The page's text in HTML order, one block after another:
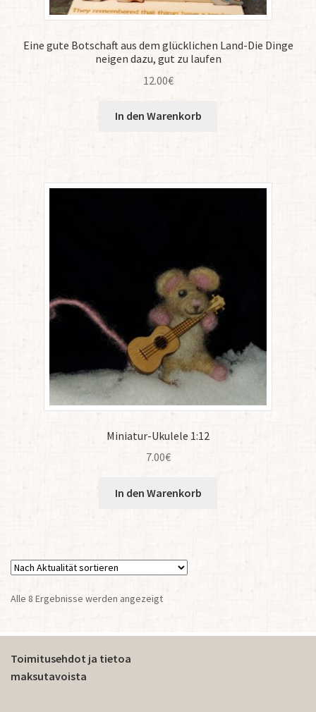
Eine gute Botschaft aus dem glücklichen Land-Die Dinge
neigen dazu, gut zu laufen
12.00€
In den Warenkorb
Miniatur-Ukulele 1:12
7.00€
In den Warenkorb
Alle 8 Ergebnisse werden angezeigtNach
Toimitusehdot ja tietoa
maksutavoista